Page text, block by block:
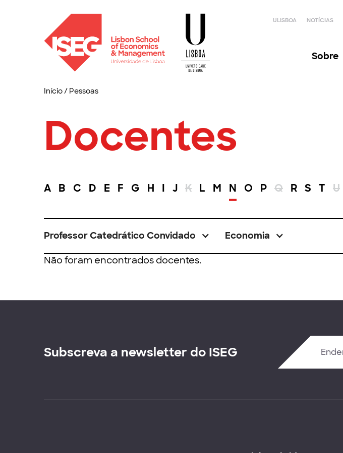
ULISBOA NOTÍCIAS
Sobre
Início/ Pessoas
Docentes
A B C D E F G H I J K L M N O P Q R S T U
Professor Catedrático Convidado Economia
Não foram encontrados docentes.
Subscreva a newsletter do ISEG